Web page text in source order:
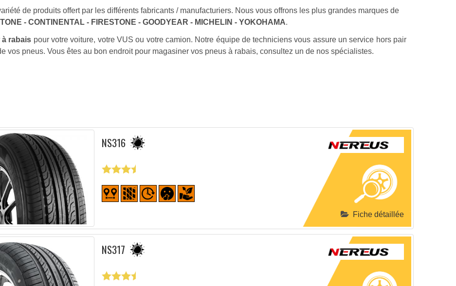
de produits offert par les différents fabricants / manufacturiers. Nous vous offrons les plus grandes marques de
- CONTINENTAL - FIRESTONE - GOODYEAR - MICHELIN - YOKOHAMA.
rabais pour votre voiture, votre VUS ou votre camion. Notre équipe de techniciens vous assure un service hors pair
vos pneus. Vous êtes au bon endroit pour magasiner vos pneus à rabais, consultez un de nos spécialistes.
NS316
Fiche détaillée
NS317